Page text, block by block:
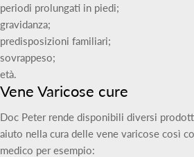
periodi prolungati in piedi;
gravidanza;
predisposizioni familiari;
sovrappeso;
età.
Vene Varicose cure
Doc Peter rende disponibili diversi
aiuto nella cura delle vene varicose così
medico per esempio: